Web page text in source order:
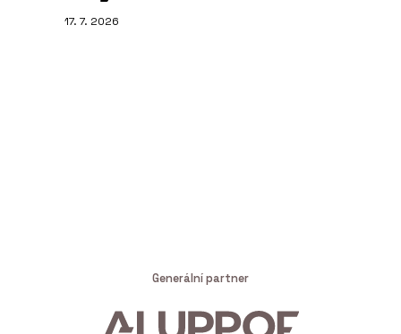
17. 7. 2026
Generální partner